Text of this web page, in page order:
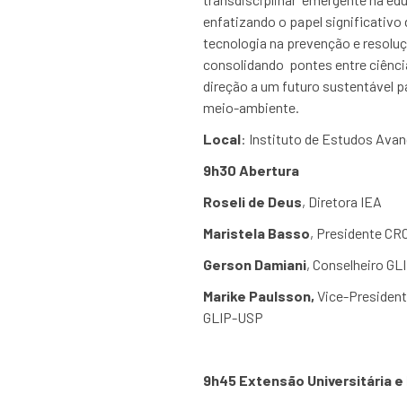
enfatizando o papel significativo
tecnologia na prevenção e
consolidando pontes entre
direção a um futuro sustentável
meio-ambiente.
Local: Instituto de Estudos
9h30 Abertura
Roseli de Deus, Diretora IEA
Maristela Basso, Presidente
Gerson Damiani, Conselheiro
Marike Paulsson, Vice-
GLIP-USP
9h45 Extensão Universitária e